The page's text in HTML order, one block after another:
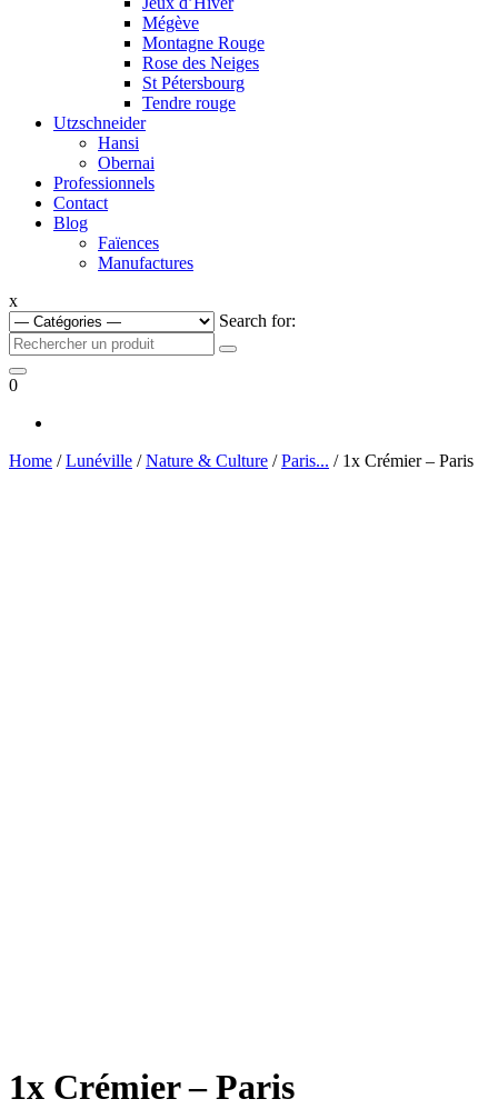
Mégève
Montagne Rouge
Rose des Neiges
St Pétersbourg
Tendre rouge
Utzschneider
Hansi
Obernai
Professionnels
Contact
Blog
Faïences
Manufactures
x
Search for:
0
Home /Lunéville /Nature & Culture /Paris... / 1x Crémier – Paris
1x Crémier – Paris